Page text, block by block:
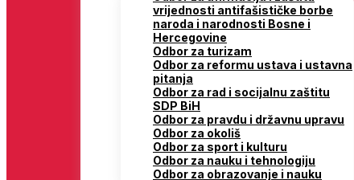
vrijednosti antifašističke borbe
naroda i narodnosti Bosne i
Hercegovine
Odbor za turizam
Odbor za reformu ustava i ustavna
pitanja
Odbor za rad i socijalnu zaštitu
SDP BiH
Odbor za pravdu i državnu upravu
Odbor za okoliš
Odbor za sport i kulturu
Odbor za nauku i tehnologiju
Odbor za obrazovanje i nauku